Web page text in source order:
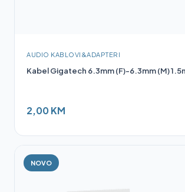
AUDIO KABLOVI&ADAPTERI
Kabel Gigatech 6.3mm (F)-6.3mm (M)
2,00 KM
NOVO